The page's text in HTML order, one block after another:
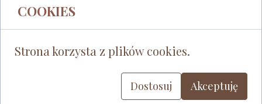
Wystudź całkowicie.
Masa pistacjowa
Pistacje zmiel bardzo drobno —
prawie na pastę, ale bez całkowitego
COOKIES
Strona korzysta z plików cookies.
Dostosuj Akceptuję